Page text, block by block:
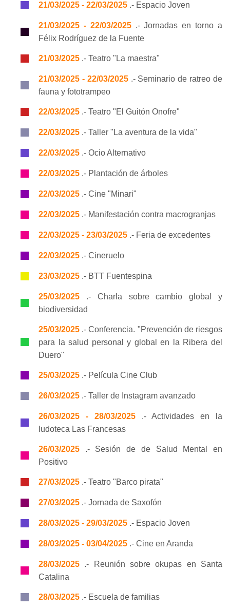
21/03/2025 - 22/03/2025 .- Espacio Joven
21/03/2025 - 22/03/2025.- Jornadas en torno a
Félix Rodríguez de la Fuente
21/03/2025 .- Teatro "La maestra"
21/03/2025 - 22/03/2025.- Seminario de ratreo de
fauna y fototrampeo
22/03/2025 .- Teatro "El Guitón Onofre"
22/03/2025 .- Taller "La aventura de la vida"
22/03/2025 .- Ocio Alternativo
22/03/2025 .- Plantación de árboles
22/03/2025 .- Cine "Minari"
22/03/2025 .- Manifestación contra macrogranjas
22/03/2025 - 23/03/2025 .- Feria de excedentes
22/03/2025 .- Cineruelo
23/03/2025 .- BTT Fuentespina
25/03/2025 .- Charla sobre cambio global y
biodiversidad
25/03/2025 .- Conferencia. "Prevención de riesgos
para la salud personal y global en la Ribera del
Duero"
25/03/2025 .- Película Cine Club
26/03/2025 .- Taller de Instagram avanzado
26/03/2025 - 28/03/2025.- Actividades en la
ludoteca Las Francesas
26/03/2025 .- Sesión de de Salud Mental en
Positivo
27/03/2025 .- Teatro "Barco pirata"
27/03/2025 .- Jornada de Saxofón
28/03/2025 - 29/03/2025 .- Espacio Joven
28/03/2025 - 03/04/2025 .- Cine en Aranda
28/03/2025 .- Reunión sobre okupas en Santa
Catalina
28/03/2025 .- Escuela de familias